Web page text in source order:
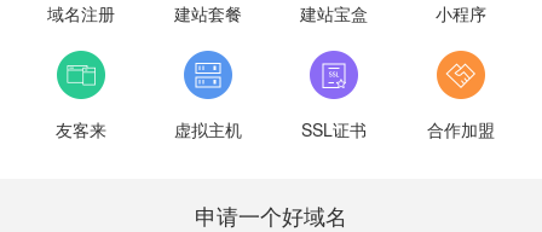
域名注册 建站套餐 建站宝盒 小程序
友客来 虚拟主机 SSL证书 合作加盟
申请一个好域名